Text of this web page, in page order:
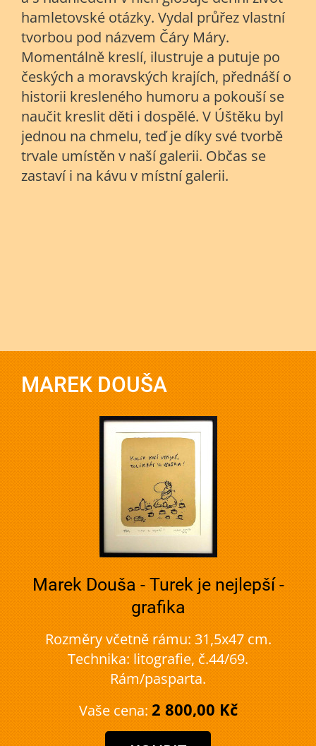
hamletovské otázky. Vydal průřez vlastní
tvorbou pod názvem Čáry Máry.
Momentálně kreslí, ilustruje a putuje po
českých a moravských krajích, přednáší o
historii kresleného humoru a pokouší se
naučit kreslit děti i dospělé. V Úštěku byl
jednou na chmelu, teď je díky své tvorbě
trvale umístěn v naší galerii. Občas se
zastaví i na kávu v místní galerii.
MAREK DOUŠA
Marek Douša - Turek je nejlepší -
grafika
Rozměry včetně rámu: 31,5x47 cm.
Technika: litografie, č.44/69.
Rám/pasparta.
Vaše cena: 2 800,00 Kč